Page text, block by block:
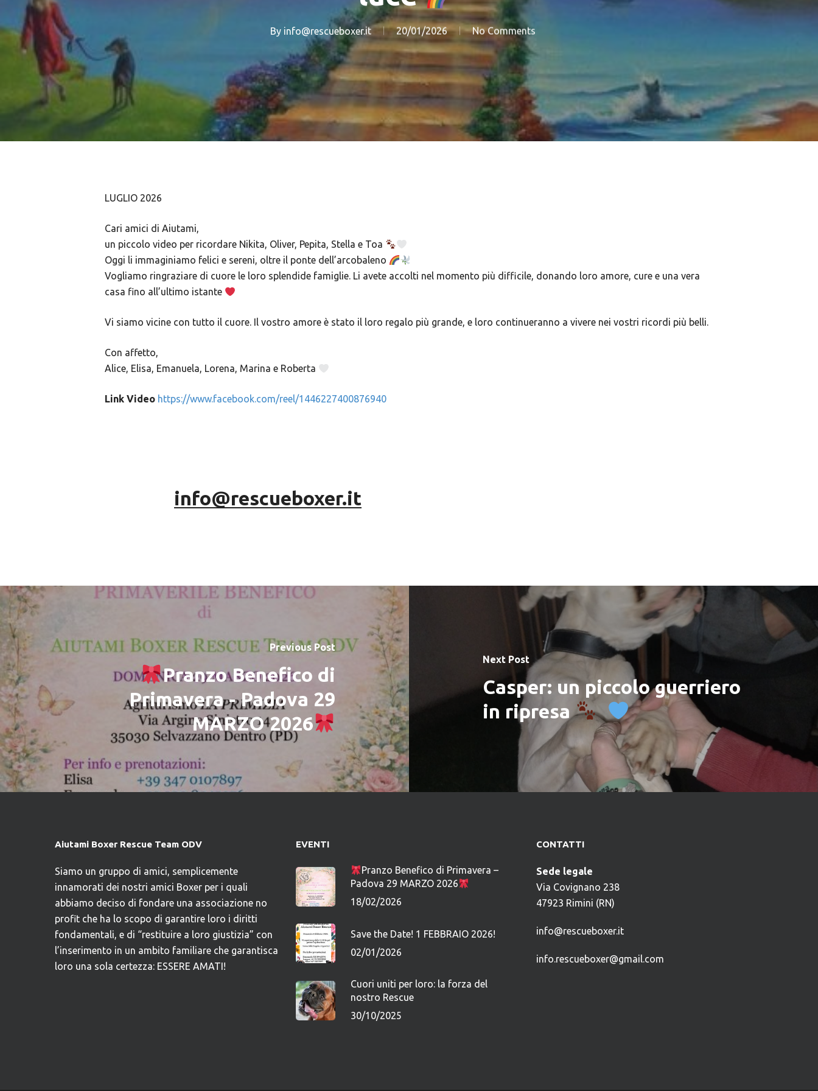
Hit enter to search or ESC to close
By info@rescueboxer.it 20/01/2026 No Comments
LUGLIO 2026
Cari amici di Aiutami,
un piccolo video per ricordare Nikita, Oliver, Pepita, Stella e Toa
Oggi li immaginiamo felici e sereni, oltre il ponte dell’arcobaleno
Vogliamo ringraziare di cuore le loro splendide famiglie. Li avete accolti nel momento più difficile, donando loro amore, cure e una vera
casa fino all’ultimo istante
Vi siamo vicine con tutto il cuore. Il vostro amore è stato il loro regalo più grande, e loro continueranno a vivere nei vostri ricordi più belli.
Con affetto,
Alice, Elisa, Emanuela, Lorena, Marina e Roberta
Link Video https://www.facebook.com/reel/1446227400876940
info@rescueboxer.it
Previous Post
Pranzo Benefico di
Primavera - Padova 29
MARZO 2026
Next Post
Casper: un piccolo guerriero
in ripresa
​
Aiutami Boxer Rescue Team ODV
Siamo un gruppo di amici, semplicemente
innamorati dei nostri amici Boxer per i quali
abbiamo deciso di fondare una associazione no
profit che ha lo scopo di garantire loro i diritti
fondamentali, e di “restituire a loro giustizia” con
l’inserimento in un ambito familiare che garantisca
loro una sola certezza: ESSERE AMATI!
EVENTI
Pranzo Benefico di Primavera –
Padova 29 MARZO 2026
18/02/2026
Save the Date! 1 FEBBRAIO 2026!
02/01/2026
Cuori uniti per loro: la forza del
nostro Rescue
30/10/2025
CONTATTI
Sede legale
Via Covignano 238
47923 Rimini (RN)
info@rescueboxer.it
info.rescueboxer@gmail.com